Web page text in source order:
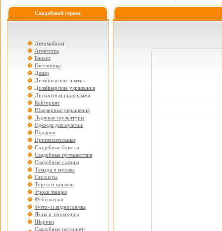
Свадебный сервис
Автомобили
Агентства
Банкет
Гостиницы
Декор
Дизайнерские платья
Дизайнерские украшения
Дисконтная программа
Кейтеринг
Ювелирные украшения
Ледяные скульптуры
Одежда для мужчин
Подарки
Пригласительные
Свадебные букеты
Свадебные путешествия
Свадебные салоны
Тамада и музыка
Стилисты
Торты и караваи
Уроки танцев
Фейерверки
Фото- и видеосъемка
Яхты и теплоходы
Шарики
Свадебные интернет-